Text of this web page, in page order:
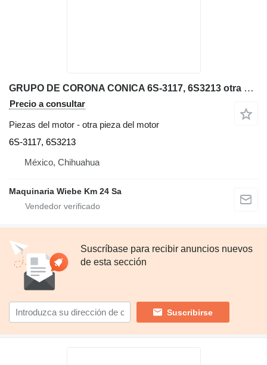
GRUPO DE CORONA CONICA 6S-3117, 6S3213 otra pieza del motor para Caterpillar D3C bulldozer
Precio a consultar
Piezas del motor - otra pieza del motor
6S-3117, 6S3213
México, Chihuahua
Maquinaria Wiebe Km 24 Sa
Suscríbase para recibir anuncios nuevos
de esta sección
Suscribirse